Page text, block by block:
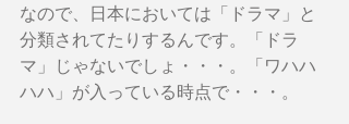
なので、日本においては「ドラマ」と
分類されてたりするんです。「ドラ
マ」じゃないでしょ・・・。「ワハハ
ハハ」が入っている時点で・・・。